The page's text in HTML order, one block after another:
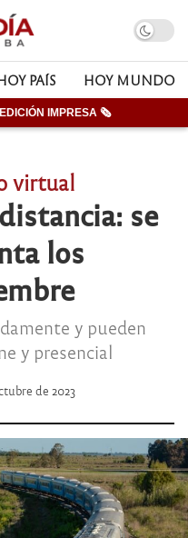
PAÍS HOY MUNDO
IMPRESA 🗞
virtual
se
los
y pueden
y presencial
de 2023